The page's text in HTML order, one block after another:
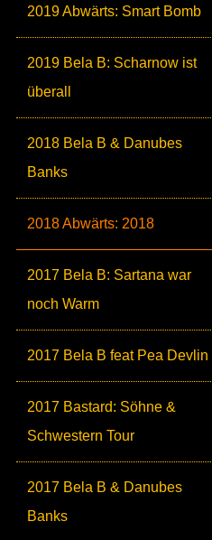
2019 Abwärts: Smart Bomb
2019 Bela B: Scharnow ist
überall
2018 Bela B & Danubes
Banks
2018 Abwärts: 2018
2017 Bela B: Sartana war
noch Warm
2017 Bela B feat Pea Devlin
2017 Bastard: Söhne &
Schwestern Tour
2017 Bela B & Danubes
Banks